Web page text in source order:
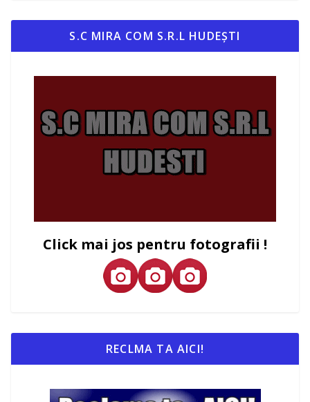
S.C MIRA COM S.R.L HUDEȘTI
Click mai jos pentru fotografii !
RECLMA TA AICI!